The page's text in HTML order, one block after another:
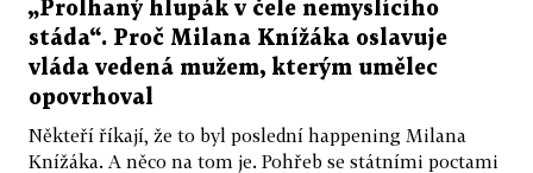
„Prolhaný hlupák v čele nemyslícího
stáda“. Proč Milana Knížáka oslavuje
vláda vedená mužem, kterým umělec
opovrhoval
Někteří říkají, že to byl poslední happening Milana
Knížáka. A něco na tom je. Pohřeb se státními poctami